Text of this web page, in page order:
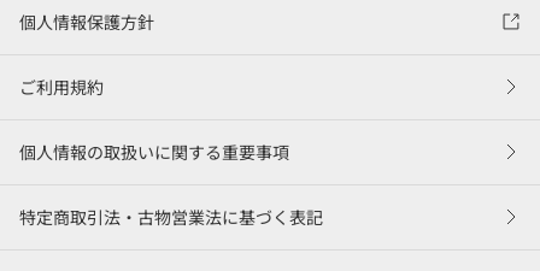
個人情報保護方針
ご利用規約
個人情報の取扱いに関する重要事項
特定商取引法・古物営業法に基づく表記